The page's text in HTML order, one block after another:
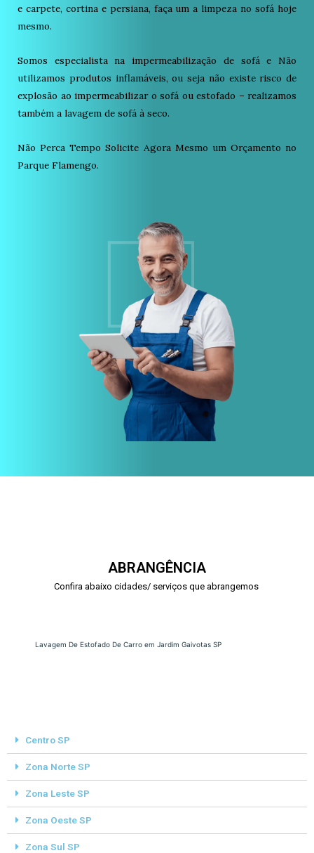
e carpete, cortina e persiana, faça um a limpeza no sofá hoje
mesmo.
Somos especialista na impermeabilização de sofá e Não
utilizamos produtos inflamáveis, ou seja não existe risco de
explosão ao impermeabilizar o sofá ou estofado – realizamos
também a lavagem de sofá à seco.
Não Perca Tempo Solicite Agora Mesmo um Orçamento no
Parque Flamengo.
ABRANGÊNCIA
Confira abaixo cidades/ serviços que abrangemos
Lavagem De Estofado De Carro em Jardim Gaivotas SP
Centro SP
Zona Norte SP
Zona Leste SP
Zona Oeste SP
Zona Sul SP